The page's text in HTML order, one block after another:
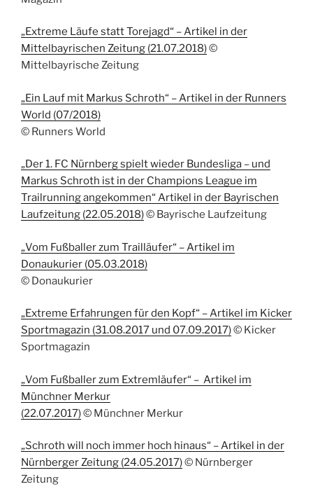
„Extreme Läufe statt Torejagd“ – Artikel in der
Mittelbayrischen Zeitung (21.07.2018)©
Mittelbayrische Zeitung
„Ein Lauf mit Markus Schroth“ – Artikel in der Runners
World (07/2018)
© Runners World
„Der 1. FC Nürnberg spielt wieder Bundesliga – und
Markus Schroth ist in der Champions League im
Trailrunning angekommen“ Artikel in der Bayrischen
Laufzeitung (22.05.2018)© Bayrische Laufzeitung
„Vom Fußballer zum Trailläufer“ – Artikel im
Donaukurier (05.03.2018)
© Donaukurier
„Extreme Erfahrungen für den Kopf“ – Artikel im Kicker
Sportmagazin (31.08.2017 und 07.09.2017)© Kicker
Sportmagazin
„Vom Fußballer zum Extremläufer“ – Artikel im
Münchner Merkur
(22.07.2017)© Münchner Merkur
„Schroth will noch immer hoch hinaus“ – Artikel in der
Nürnberger Zeitung (24.05.2017)© Nürnberger
Zeitung